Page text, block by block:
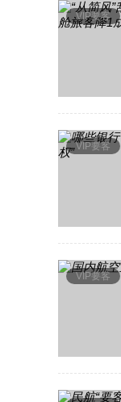
VIP要客
VIP要客
VIP要客